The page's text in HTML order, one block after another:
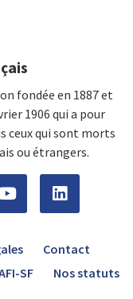
fondée en 1887 et
1906 qui a pour
ceux qui sont morts
ou étrangers.
Contact
SF Nos statuts